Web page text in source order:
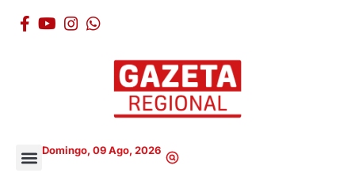
Domingo, 09 Ago, 2026